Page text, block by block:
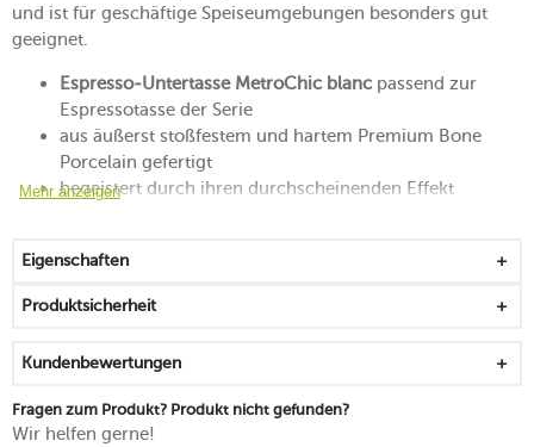
und ist für geschäftige Speiseumgebungen besonders gut
geeignet.
Espresso-Untertasse MetroChic blancpassend zur
Espressotasse der Serie
aus äußerst stoßfestem und hartem Premium Bone
Porcelain gefertigt
begeistert durch ihren durchscheinenden Effekt
stapelbar, zeitlos und alltagstauglich
mikrowellengeeignet
Mehr anzeigen
Eigenschaften
Produktsicherheit
Kundenbewertungen
Fragen zum Produkt? Produkt nicht gefunden?
Wir helfen gerne!